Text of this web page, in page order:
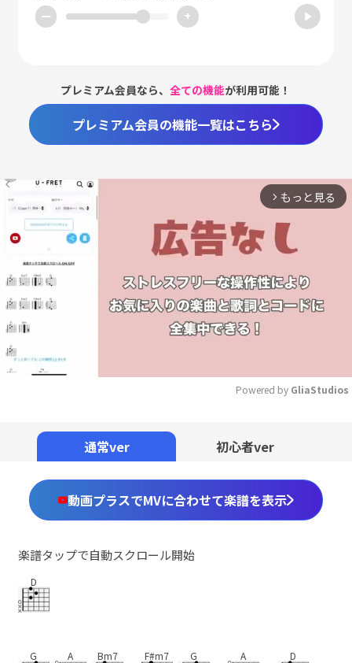
ー +
プレミアム会員なら、全ての機能が利用可能！
プレミアム会員の機能一覧はこちら
arrow_forward_ios もっと見る
Powered by GliaStudios
通常ver 初心者ver
動画プラスでMVに合わせて楽譜を表示
楽譜タップで自動スクロール開始
D
G A Bm7 F#m7 G A D